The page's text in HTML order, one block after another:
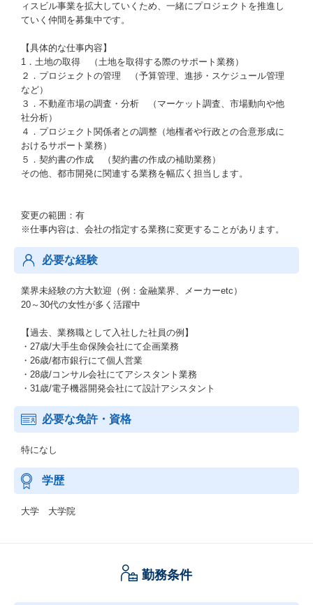
ィスビル事業を拡大していくため、一緒にプロジェクトを推進し
ていく仲間を募集中です。
【具体的な仕事内容】
1．土地の取得 （土地を取得する際のサポート業務）
２．プロジェクトの管理 （予算管理、進捗・スケジュール管理
など）
３．不動産市場の調査・分析 （マーケット調査、市場動向や他
社分析）
４．プロジェクト関係者との調整（地権者や行政との合意形成に
おけるサポート業務）
５．契約書の作成 （契約書の作成の補助業務）
その他、都市開発に関連する業務を幅広く担当します。
変更の範囲：有
※仕事内容は、会社の指定する業務に変更することがあります。
必要な経験
業界未経験の方大歓迎（例：金融業界、メーカーetc）
20～30代の女性が多く活躍中
【過去、業務職として入社した社員の例】
・27歳/大手生命保険会社にて企画業務
・26歳/都市銀行にて個人営業
・28歳/コンサル会社にてアシスタント業務
・31歳/電子機器開発会社にて設計アシスタント
必要な免許・資格
特になし
学歴
大学 大学院
勤務条件